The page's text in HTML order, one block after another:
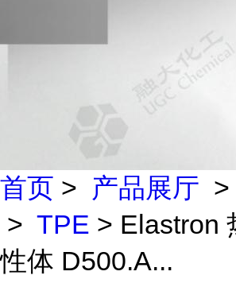
首页 > 产品展厅 >
> TPE > Elastron
性体 D500.A...